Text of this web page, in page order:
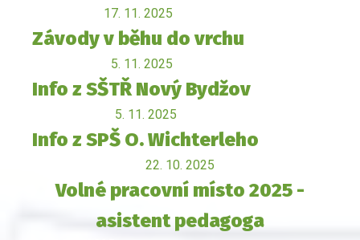
17. 11. 2025
Závody v běhu do vrchu
5. 11. 2025
Info z SŠTŘ Nový Bydžov
5. 11. 2025
Info z SPŠ O. Wichterleho
22. 10. 2025
Volné pracovní místo 2025 -
asistent pedagoga